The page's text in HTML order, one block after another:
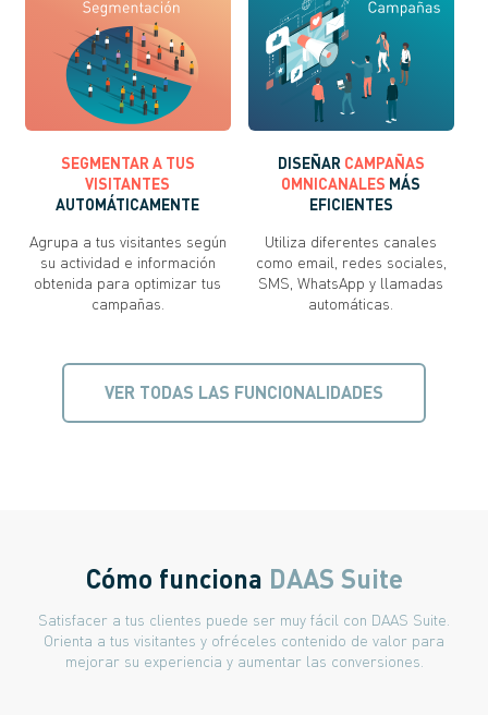
SEGMENTAR A TUS
VISITANTES
AUTOMÁTICAMENTE
Agrupa a tus visitantes según
su actividad e información
obtenida para optimizar tus
campañas.
DISEÑAR CAMPAÑAS
OMNICANALES MÁS
EFICIENTES
Utiliza diferentes canales
como email, redes sociales,
SMS, WhatsApp y llamadas
automáticas.
VER TODAS LAS FUNCIONALIDADES
Cómo funciona DAAS Suite
Satisfacer a tus clientes puede ser muy fácil con DAAS Suite.
Orienta a tus visitantes y ofréceles contenido de valor para
mejorar su experiencia y aumentar las conversiones.